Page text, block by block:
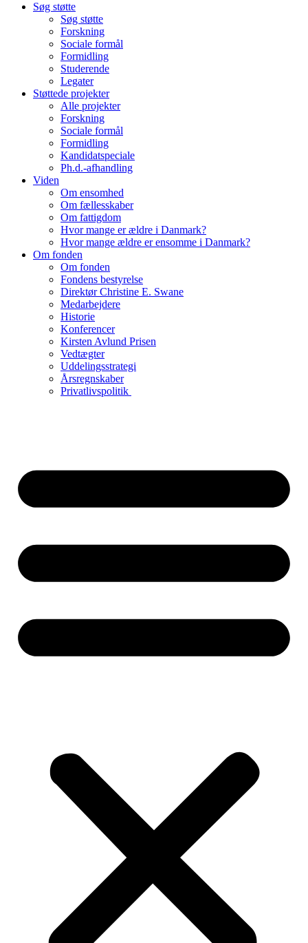
Søg støtte
Søg støtte
Forskning
Sociale formål
Formidling
Studerende
Legater
Støttede projekter
Alle projekter
Forskning
Sociale formål
Formidling
Kandidatspeciale
Ph.d.-afhandling
Viden
Om ensomhed
Om fællesskaber
Om fattigdom
Hvor mange er ældre i Danmark?
Hvor mange ældre er ensomme i Danmark?
Om fonden
Om fonden
Fondens bestyrelse
Direktør Christine E. Swane
Medarbejdere
Historie
Konferencer
Kirsten Avlund Prisen
Vedtægter
Uddelingsstrategi
Årsregnskaber
Privatlivspolitik